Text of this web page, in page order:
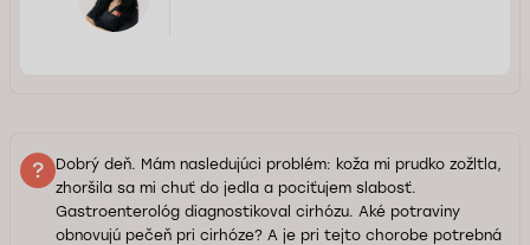
Dobrý deň. Mám nasledujúci problém: koža mi prudko zožltla,
zhoršila sa mi chuť do jedla a pociťujem slabosť.
Gastroenterológ diagnostikoval cirhózu. Aké potraviny
obnovujú pečeň pri cirhóze? A je pri tejto chorobe potrebná